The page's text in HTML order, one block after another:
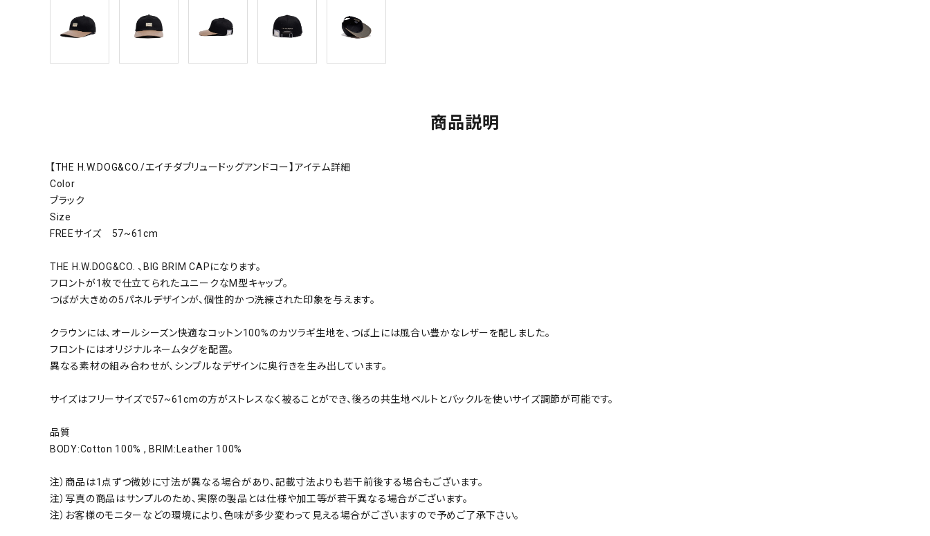
商品説明
【THE H.W.DOG&CO./エイチダブリュードッグアンドコー】アイテム詳細
Color
ブラック
Size
FREEサイズ 57~61cm
THE H.W.DOG&CO. 、BIG BRIM CAPになります。
フロントが1枚で仕立てられたユニークなM型キャップ。
つばが大きめの5パネルデザインが、個性的かつ洗練された印象を与えます。
クラウンには、オールシーズン快適なコットン100%のカツラギ生地を、つば上には風合い豊かなレザーを配しました。
フロントにはオリジナルネームタグを配置。
異なる素材の組み合わせが、シンプルなデザインに奥行きを生み出しています。
サイズはフリーサイズで57~61cmの方がストレスなく被ることができ、後ろの共生地ベルトとバックルを使いサイズ調節が可能です。
品質
BODY:Cotton 100% , BRIM:Leather 100%
注）商品は1点ずつ微妙に寸法が異なる場合があり、記載寸法よりも若干前後する場合もございます。
注）写真の商品はサンプルのため、実際の製品とは仕様や加工等が若干異なる場合がございます。
注）お客様のモニターなどの環境により、色味が多少変わって見える場合がございますので予めご了承下さい。